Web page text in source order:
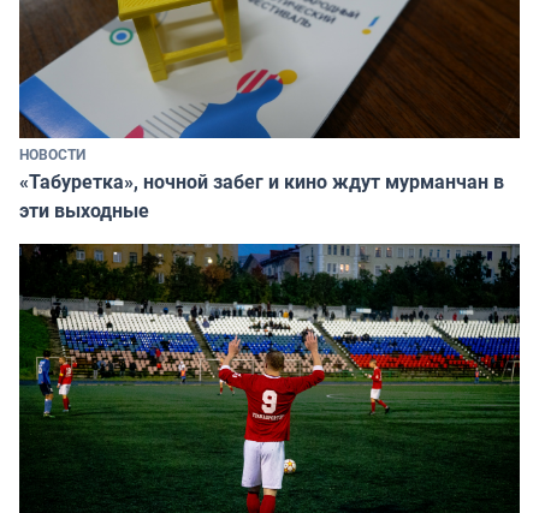
НОВОСТИ
«Табуретка», ночной забег и кино ждут мурманчан в
эти выходные